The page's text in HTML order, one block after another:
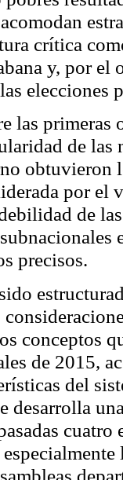
crítica
y, por el
elecciones
las primeras
de las
obtuvieron
por el
de
precisos.
conceptos
de 2015,
del
desarrolla